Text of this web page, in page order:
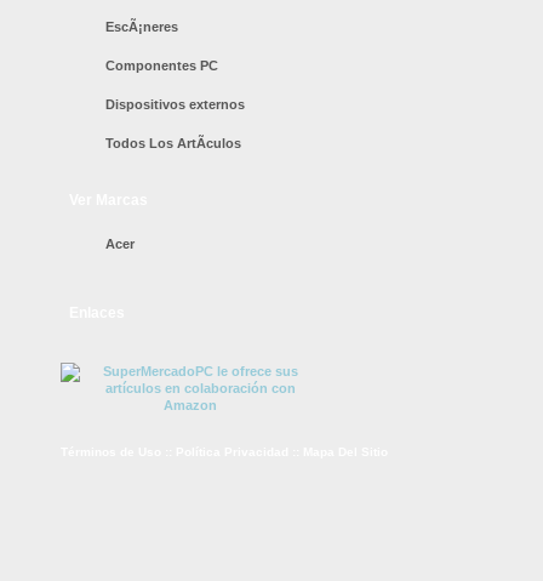
EscÃ¡neres
Componentes PC
Dispositivos externos
Todos Los ArtÃ­culos
Acer